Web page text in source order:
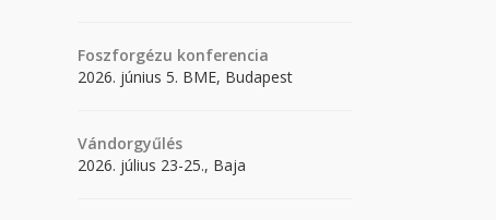
Foszforgézu konferencia
2026. június 5. BME, Budapest
Vándorgyűlés
2026. július 23-25., Baja